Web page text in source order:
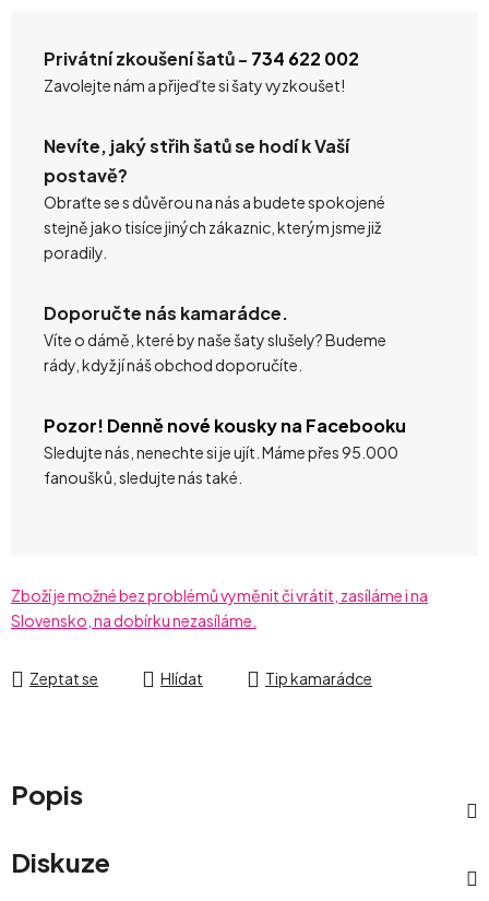
Privátní zkoušení šatů - 734 622 002
Zavolejte nám a přijeďte si šaty vyzkoušet!
Nevíte, jaký střih šatů se hodí k Vaší
postavě?
Obraťte se s důvěrou na nás a budete spokojené
stejně jako tisíce jiných zákaznic, kterým jsme již
poradily.
Doporučte nás kamarádce.
Víte o dámě, které by naše šaty slušely? Budeme
rády, když jí náš obchod doporučíte.
Pozor! Denně nové kousky na Facebooku
Sledujte nás, nenechte si je ujít. Máme přes 95.000
fanoušků, sledujte nás také.
Zboží je možné bez problémů vyměnit či vrátit, zasíláme i na
Slovensko, na dobírku nezasíláme.
Zeptat se Hlídat Tip kamarádce
Popis
Diskuze